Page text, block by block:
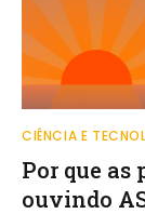
CIÊNCIA E
Por que as
ouvindo